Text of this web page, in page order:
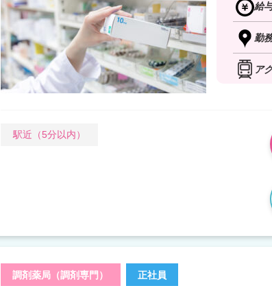
給
勤
ア
駅近（5分以内）
調剤薬局（調剤専門） 正社員